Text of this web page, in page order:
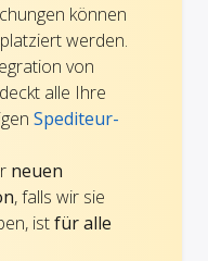
können
werden.
von
alle Ihre
Spediteur-
neuen
, falls wir sie
istfür alle